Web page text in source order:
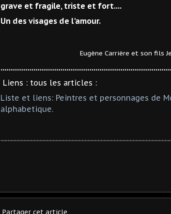
grave et fragile, triste et fort....
Un des visages de l'amour.
Eugène Carrière et son fils
Liens : tous les articles :
Liste et liens: Peintres et personnages de
alphabetique.
Partager cet article